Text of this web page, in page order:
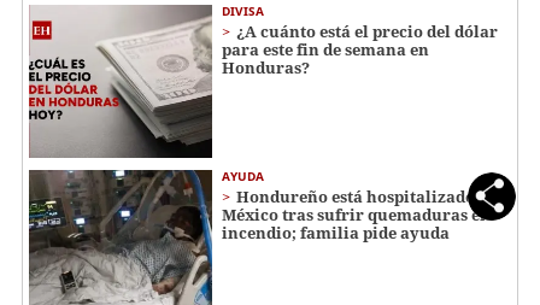
DIVISA
¿A cuánto está el precio del dólar
para este fin de semana en
Honduras?
AYUDA
Hondureño está hospitalizado en
México tras sufrir quemaduras en
incendio; familia pide ayuda